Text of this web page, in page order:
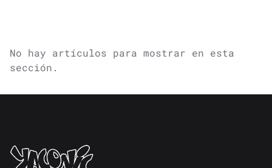
No hay artículos para mostrar en esta
sección.